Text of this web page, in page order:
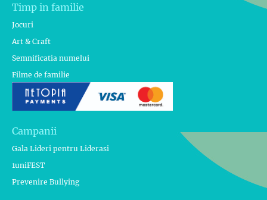
Timp in familie
Jocuri
Art & Craft
Semnificatia numelui
Filme de familie
Campanii
Gala Lideri pentru Liderasi
1uniFEST
Prevenire Bullying